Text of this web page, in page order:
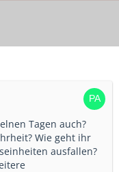
Tagen auch?
Wie geht ihr
ausfallen?